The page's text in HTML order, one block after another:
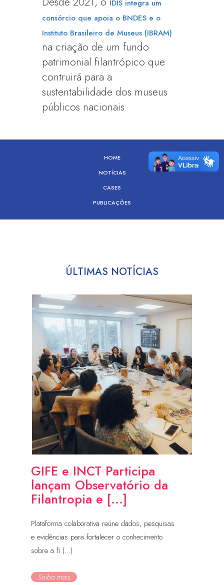
IDIS integra um
consórcio que apoia o BNDES e o
Instituto Brasileiro de Museus (IBRAM)
na criação de um fundo
patrimonial filantrópico que
contruirá para a
sustentabilidade dos museus
públicos nacionais.
HOME
NOTÍCIAS
CASES
PUBLICAÇÕES
ÚLTIMAS NOTÍCIAS
GIFE e INCT Participa
lançam Observatório da
Filantropia e [...]
Plataforma colaborativa reúne dados, pesquisas
e evidências para fortalecer o conhecimento
sobre a fi (...)
Saiba mais